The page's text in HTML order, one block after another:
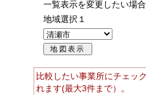
一覧表示を変更したい場
地域選択１
比較したい事業所にチェッ
れます(最大3件まで）。